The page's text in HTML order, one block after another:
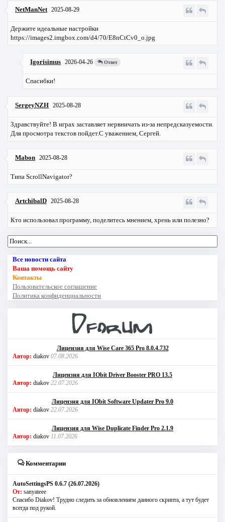
NetManNet 2025-08-29
Держите идеальные настройки
https://images2.imgbox.com/d4/70/E8nCtCv0_o.jpg
Igorisimus 2026-04-26 Ответ
Спасибки!
SergeyNZH 2025-08-28
Здравствуйте! В играх заставляет нервничать из-за непредсказуемости.
Для просмотра текстов пойдет.С уважением, Сергей.
Mabon 2025-08-28
Типа ScrollNavigator?
ArtchibalD 2025-08-28
Кто использовал программу, поделитесь мнением, хрень или полезно?
Все новости сайта
Ваша помощь сайту
Контакты
Пользовательское соглашение
Политика конфиденциальности
Лицензия для Wise Care 365 Pro 8.0.4.732
Автор: diakov 07.08.2026
Лицензия для IObit Driver Booster PRO 13.5
Автор: diakov 22.07.2026
Лицензия для IObit Software Updater Pro 9.0
Автор: diakov 22.07.2026
Лицензия для Wise Duplicate Finder Pro 2.1.9
Автор: diakov 11.07.2026
Комментарии
AutoSettingsPS 0.6.7 (26.07.2026)
От: sanyateee
Спасибо Diakov! Трудно следить за обновлением данного скрипта, а тут будет
всегда под рукой.